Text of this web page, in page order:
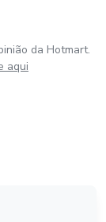
da Hotmart.
aqui